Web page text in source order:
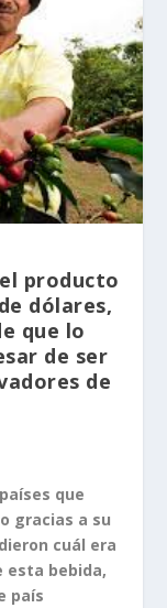
producto
dólares,
que lo
de ser
de
que
gracias a su
cuál era
esta bebida,
país